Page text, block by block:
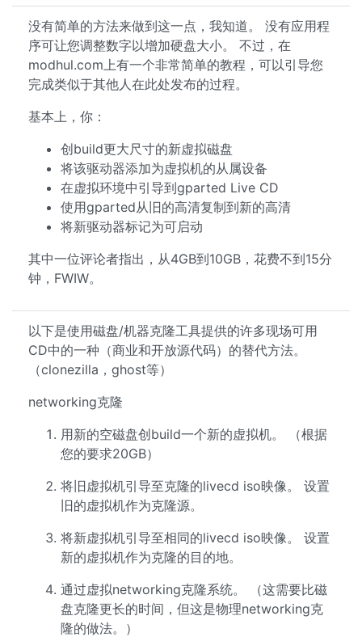
没有简单的方法来做到这一点，我知道。 没有应用程
序可让您调整数字以增加硬盘大小。 不过，在
modhul.com上有一个非常简单的教程，可以引导您
完成类似于其他人在此处发布的过程。
基本上，你：
创build更大尺寸的新虚拟磁盘
将该驱动器添加为虚拟机的从属设备
在虚拟环境中引导到gparted Live CD
使用gparted从旧的高清复制到新的高清
将新驱动器标记为可启动
其中一位评论者指出，从4GB到10GB，花费不到15分
钟，FWIW。
以下是使用磁盘/机器克隆工具提供的许多现场可用
CD中的一种（商业和开放源代码）的替代方法。
（clonezilla，ghost等）
networking克隆
用新的空磁盘创build一个新的虚拟机。 （根据
您的要求20GB）
将旧虚拟机引导至克隆的livecd iso映像。 设置
旧的虚拟机作为克隆源。
将新虚拟机引导至相同的livecd iso映像。 设置
新的虚拟机作为克隆的目的地。
通过虚拟networking克隆系统。 （这需要比磁
盘克隆更长的时间，但这是物理networking克
隆的做法。）